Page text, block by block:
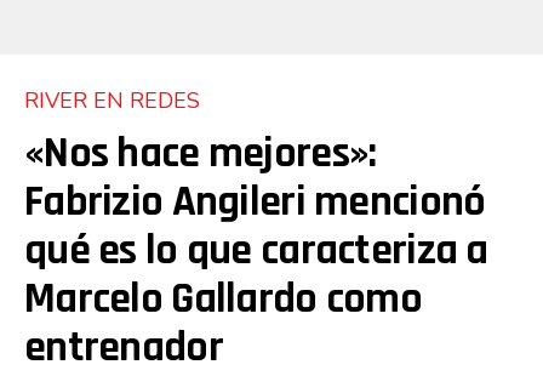
RIVER EN REDES
«Nos hace mejores»:
Fabrizio Angileri mencionó
qué es lo que caracteriza a
Marcelo Gallardo como
entrenador